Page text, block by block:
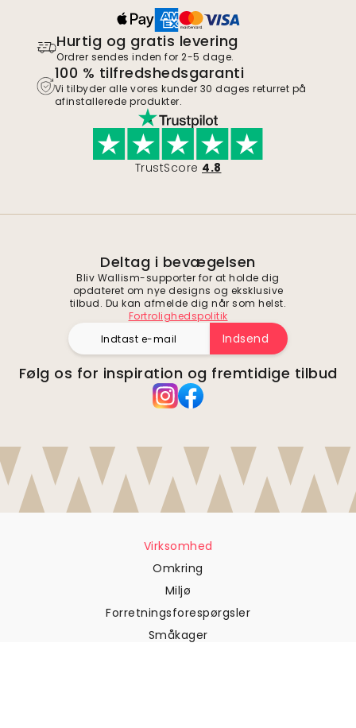
Hurtig og gratis levering
Ordrer sendes inden for 2-5 dage.
100 % tilfredshedsgaranti
Vi tilbyder alle vores kunder 30 dages returret på
afinstallerede produkter.
TrustScore 4.8
Deltag i bevægelsen
Bliv Wallism-supporter for at holde dig
opdateret om nye designs og eksklusive
tilbud. Du kan afmelde dig når som helst.
Fortrolighedspolitik
Indsend
Følg os for inspiration og fremtidige tilbud
Virksomhed
Omkring
Miljø
Forretningsforespørgsler
Småkager